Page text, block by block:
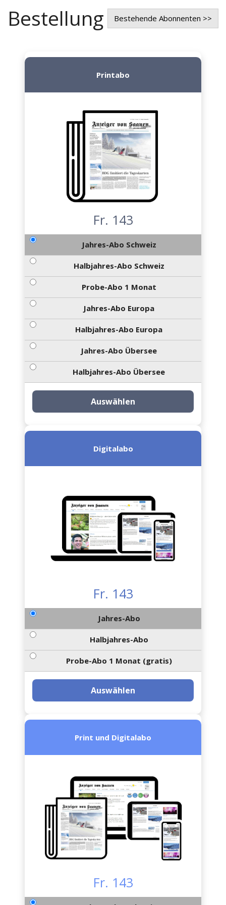
Bestellung Bestehende Abonnenten >>
Printabo
Fr. 143
Jahres-Abo Schweiz
Halbjahres-Abo Schweiz
Probe-Abo 1 Monat
Jahres-Abo Europa
Halbjahres-Abo Europa
Jahres-Abo Übersee
Halbjahres-Abo Übersee
Auswählen
Digitalabo
Fr. 143
Jahres-Abo
Halbjahres-Abo
Probe-Abo 1 Monat (gratis)
Auswählen
Print und Digitalabo
Fr. 143